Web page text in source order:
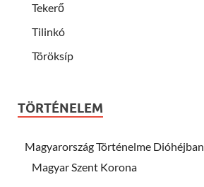
Tekerő
Tilinkó
Töröksíp
TÖRTÉNELEM
Magyarország Történelme Dióhéjban
Magyar Szent Korona